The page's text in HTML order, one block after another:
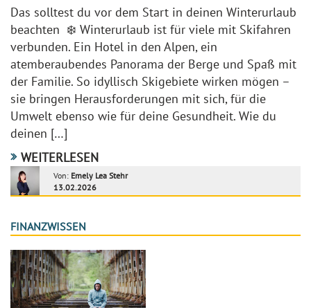
Das solltest du vor dem Start in deinen Winterurlaub
beachten ❄️ Winterurlaub ist für viele mit Skifahren
verbunden. Ein Hotel in den Alpen, ein
atemberaubendes Panorama der Berge und Spaß mit
der Familie. So idyllisch Skigebiete wirken mögen –
sie bringen Herausforderungen mit sich, für die
Umwelt ebenso wie für deine Gesundheit. Wie du
deinen […]
WEITERLESEN
Von: Emely Lea Stehr
13.02.2026
FINANZWISSEN